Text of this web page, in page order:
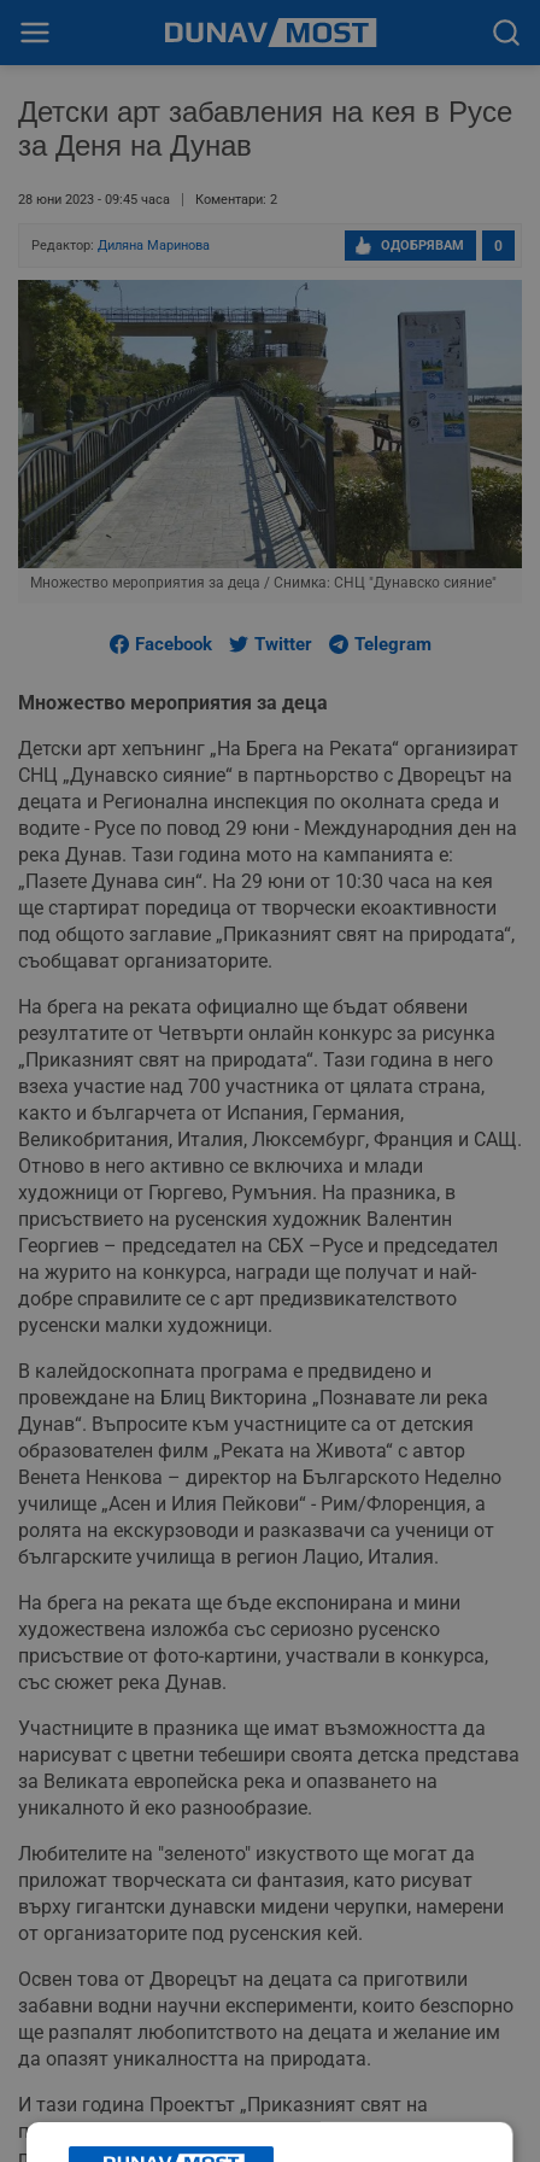
Детски арт забавления на кея в Русе
за Деня на Дунав
28 юни 2023 - 09:45 часа Коментари: 2
Редактор: Диляна Маринова 0
ОДОБРЯВАМ
Множество мероприятия за деца / Снимка: СНЦ "Дунавско сияние"
Facebook Twitter Telegram
Множество мероприятия за деца
Детски арт хепънинг „На Брега на Реката“ организират
СНЦ „Дунавско сияние“ в партньорство с Дворецът на
децата и Регионална инспекция по околната среда и
водите - Русе по повод 29 юни - Международния ден на
река Дунав. Тази година мото на кампанията е:
„Пазете Дунава син“. На 29 юни от 10:30 часа на кея
ще стартират поредица от творчески екоактивности
под общото заглавие „Приказният свят на природата“,
съобщават организаторите.
На брега на реката официално ще бъдат обявени
резултатите от Четвърти онлайн конкурс за рисунка
„Приказният свят на природата“. Тази година в него
взеха участие над 700 участника от цялата страна,
както и българчета от Испания, Германия,
Великобритания, Италия, Люксембург, Франция и САЩ.
Отново в него активно се включиха и млади
художници от Гюргево, Румъния. На празника, в
присъствието на русенския художник Валентин
Георгиев – председател на СБХ –Русе и председател
на журито на конкурса, награди ще получат и най-
добре справилите се с арт предизвикателството
русенски малки художници.
В калейдоскопната програма е предвидено и
провеждане на Блиц Викторина „Познавате ли река
Дунав“. Въпросите към участниците са от детския
образователен филм „Реката на Живота“ с автор
Венета Ненкова – директор на Българското Неделно
училище „Асен и Илия Пейкови“ - Рим/Флоренция, а
ролята на екскурзоводи и разказвачи са ученици от
българските училища в регион Лацио, Италия.
На брега на реката ще бъде експонирана и мини
художествена изложба със сериозно русенско
присъствие от фото-картини, участвали в конкурса,
със сюжет река Дунав.
Участниците в празника ще имат възможността да
нарисуват с цветни тебешири своята детска представа
за Великата европейска река и опазването на
уникалното й еко разнообразие.
Любителите на "зеленото" изкуството ще могат да
приложат творческата си фантазия, като рисуват
върху гигантски дунавски мидени черупки, намерени
от организаторите под русенския кей.
Освен това от Дворецът на децата са приготвили
забавни водни научни експерименти, които безспорно
ще разпалят любопитството на децата и желание им
да опазят уникалността на природата.
И тази година Проектът „Приказният свят на
природата“, иницииран от СНЦ „Дунавско сияние“